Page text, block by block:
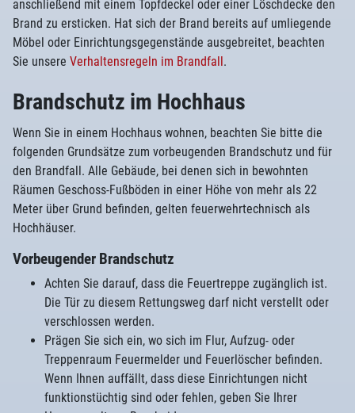
anschließend mit einem Topfdeckel oder einer Löschdecke den
Brand zu ersticken. Hat sich der Brand bereits auf umliegende
Möbel oder Einrichtungsgegenstände ausgebreitet, beachten
Sie unsere Verhaltensregeln im Brandfall.
Brandschutz im Hochhaus
Wenn Sie in einem Hochhaus wohnen, beachten Sie bitte die
folgenden Grundsätze zum vorbeugenden Brandschutz und für
den Brandfall. Alle Gebäude, bei denen sich in bewohnten
Räumen Geschoss-Fußböden in einer Höhe von mehr als 22
Meter über Grund befinden, gelten feuerwehrtechnisch als
Hochhäuser.
Vorbeugender Brandschutz
Achten Sie darauf, dass die Feuertreppe zugänglich ist.
Die Tür zu diesem Rettungsweg darf nicht verstellt oder
verschlossen werden.
Prägen Sie sich ein, wo sich im Flur, Aufzug- oder
Treppenraum Feuermelder und Feuerlöscher befinden.
Wenn Ihnen auffällt, dass diese Einrichtungen nicht
funktionstüchtig sind oder fehlen, geben Sie Ihrer